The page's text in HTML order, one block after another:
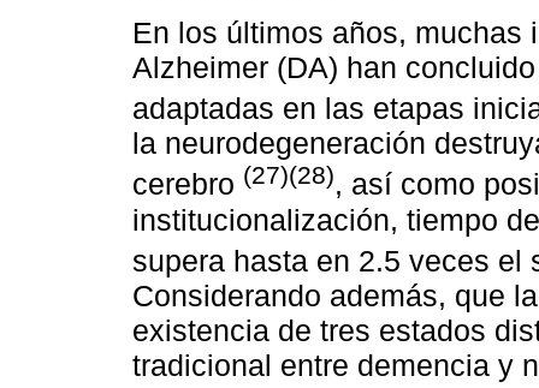
En los últimos años, muchas
Alzheimer (DA) han
adaptadas en las etapas
la neurodegeneración
cerebro (27)(28), así como
institucionalización, tiempo
supera hasta en 2.5 veces
Considerando además, que
existencia de tres estados
tradicional entre demencia y